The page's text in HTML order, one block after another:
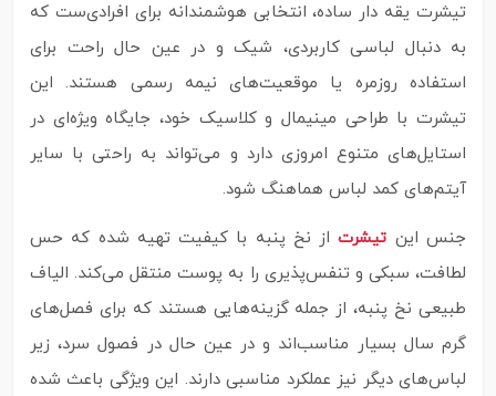
تیشرت یقه‌ دار ساده، انتخابی هوشمندانه برای افرادی‌ست که
به دنبال لباسی کاربردی، شیک و در عین حال راحت برای
استفاده روزمره یا موقعیت‌های نیمه‌ رسمی هستند. این
تیشرت با طراحی مینیمال و کلاسیک خود، جایگاه ویژه‌ای در
استایل‌های متنوع امروزی دارد و می‌تواند به‌ راحتی با سایر
آیتم‌های کمد لباس هماهنگ شود.
جنس این تیشرتاز نخ پنبه با کیفیت تهیه شده که حس
لطافت، سبکی و تنفس‌پذیری را به پوست منتقل می‌کند. الیاف
طبیعی نخ پنبه، از جمله گزینه‌هایی هستند که برای فصل‌های
گرم سال بسیار مناسب‌اند و در عین حال در فصول سرد، زیر
لباس‌های دیگر نیز عملکرد مناسبی دارند. این ویژگی باعث شده